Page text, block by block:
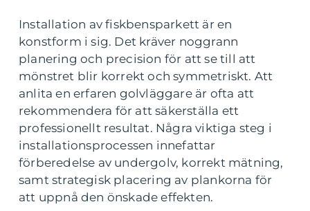
Installation av fiskbensparkett är en
konstform i sig. Det kräver noggrann
planering och precision för att se till att
mönstret blir korrekt och symmetriskt. Att
anlita en erfaren golvläggare är ofta att
rekommendera för att säkerställa ett
professionellt resultat. Några viktiga steg i
installationsprocessen innefattar
förberedelse av undergolv, korrekt mätning,
samt strategisk placering av plankorna för
att uppnå den önskade effekten.